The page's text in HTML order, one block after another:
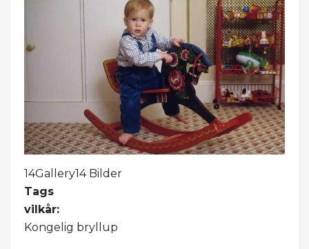
14Gallery14 Bilder
Tags
vilkår:
Kongelig bryllup